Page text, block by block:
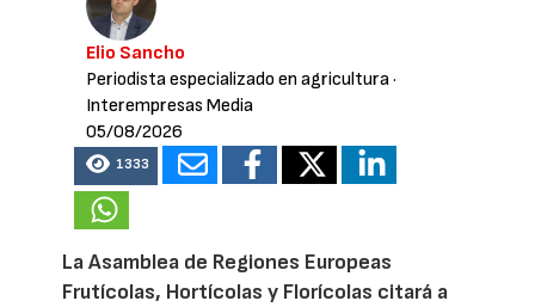
Elio Sancho
Periodista especializado en agricultura·
Interempresas Media
05/08/2026
1333
La Asamblea de Regiones Europeas
Frutícolas, Hortícolas y Florícolas citará a